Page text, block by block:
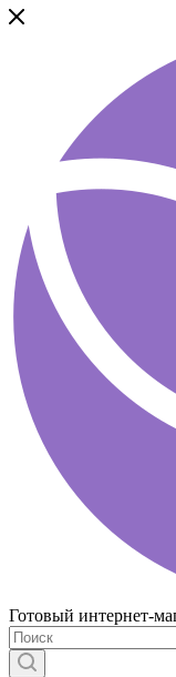
Готовый интернет-